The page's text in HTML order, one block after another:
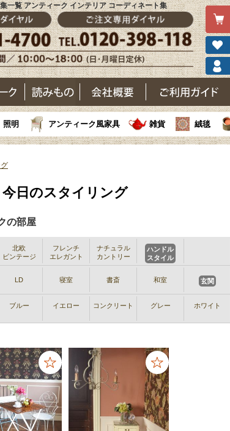
一覧 アンティーク インテリア コーディネート集
照明 アンティーク風家具 雑貨 絨毯
今日のスタイリング
の部屋
北欧
ビンテージ
フレンチ
エレガント
ナチュラル
カントリー
ハンドル
スタイル
LD 寝室 書斎 和室 玄関
ブルー イエロー コンクリート グレー ホワイト